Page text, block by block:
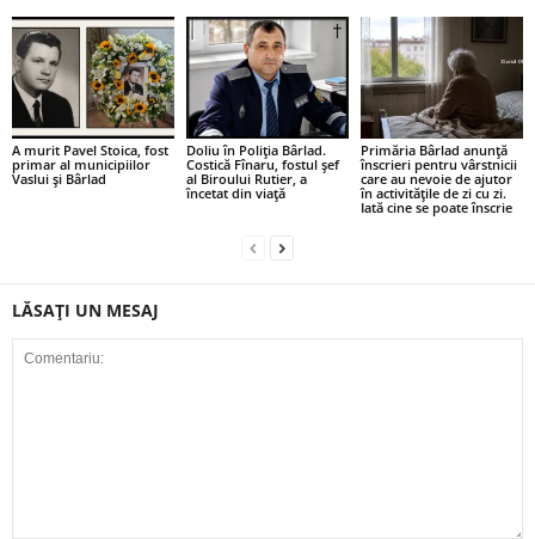
A murit Pavel Stoica, fost
primar al municipiilor
Vaslui și Bârlad
Doliu în Poliția Bârlad.
Costică Fînaru, fostul șef
al Biroului Rutier, a
încetat din viață
Primăria Bârlad anunță
înscrieri pentru vârstnicii
care au nevoie de ajutor
în activitățile de zi cu zi.
Iată cine se poate înscrie
LĂSAȚI UN MESAJ